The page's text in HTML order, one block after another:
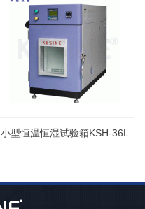
小型恒温恒湿试验箱KSH-36L